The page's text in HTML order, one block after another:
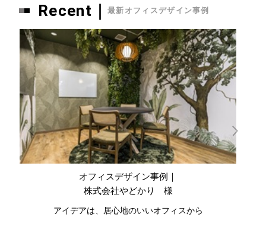
Recent｜最新オフィスデザイン事例
オフィスデザイン事例｜
株式会社やどかり 様
アイデアは、居心地のいいオフィスから